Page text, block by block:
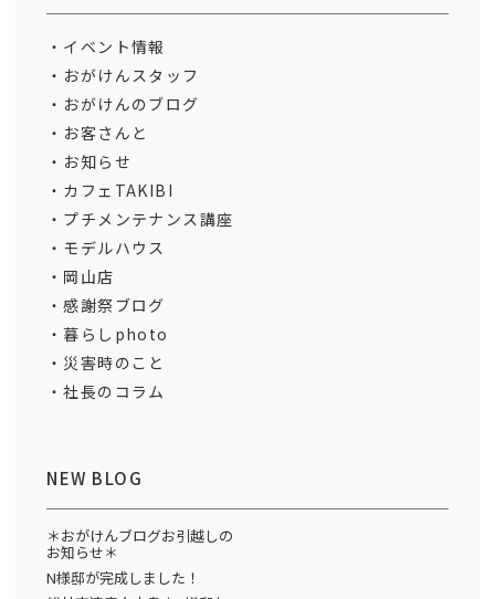
イベント情報
おがけんスタッフ
おがけんのブログ
お客さんと
お知らせ
カフェTAKIBI
プチメンテナンス講座
モデルハウス
岡山店
感謝祭ブログ
暮らしphoto
災害時のこと
社長のコラム
NEW BLOG
＊おがけんブログお引越しの
お知らせ＊
N様邸が完成しました！